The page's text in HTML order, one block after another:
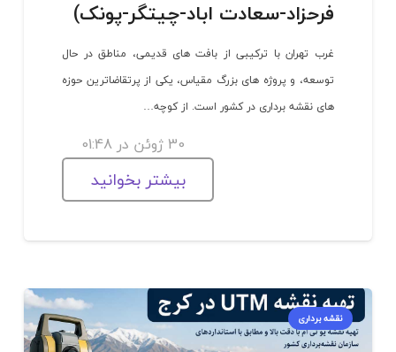
فرحزاد-سعادت اباد-چیتگر-پونک)
غرب تهران با ترکیبی از بافت های قدیمی، مناطق در حال
توسعه، و پروژه های بزرگ مقیاس، یکی از پرتقاضاترین حوزه
های نقشه برداری در کشور است. از کوچه…
30 ژوئن در 01:48
بیشتر بخوانید
نقشه برداری